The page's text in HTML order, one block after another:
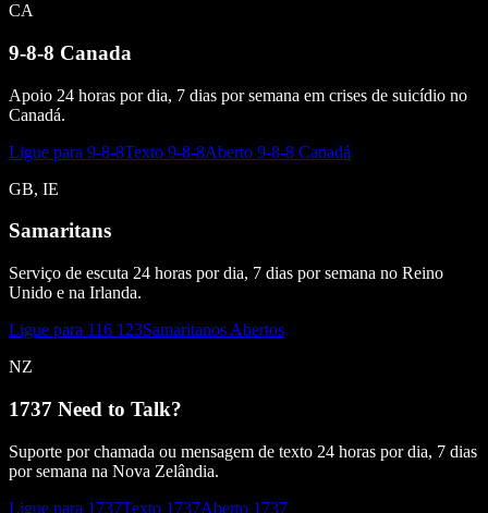
CA
9-8-8 Canada
Apoio 24 horas por dia, 7 dias por semana em crises de suicídio no
Canadá.
Ligue para 9-8-8Texto 9-8-8Aberto 9-8-8 Canadá
GB, IE
Samaritans
Serviço de escuta 24 horas por dia, 7 dias por semana no Reino
Unido e na Irlanda.
Ligue para 116 123Samaritanos Abertos
NZ
1737 Need to Talk?
Suporte por chamada ou mensagem de texto 24 horas por dia, 7 dias
por semana na Nova Zelândia.
Ligue para 1737Texto 1737Aberto 1737